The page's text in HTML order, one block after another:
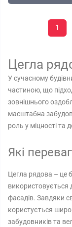
1
Цегла
У сучасному
частиною, що
зовнішнього
масштабна
роль у міцності та
Які
Цегла рядова – це
використовується
фасадів. Завдяки
користується
забудовників та